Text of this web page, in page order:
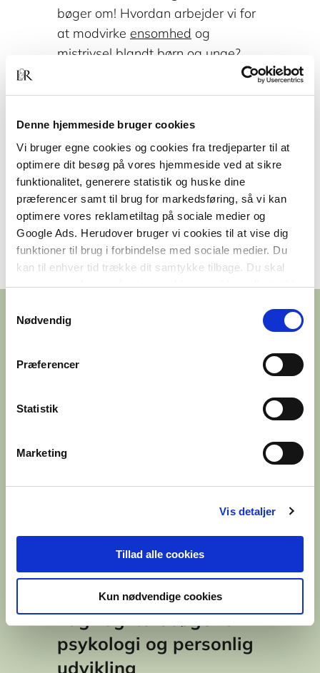
Denne hjemmeside bruger cookies
Vi bruger egne cookies og cookies fra tredjeparter til at
optimere dit besøg på vores hjemmeside ved at sikre
funktionalitet, generere statistik og huske dine
præferencer samt til brug for markedsføring, så vi kan
optimere vores reklametiltag på sociale medier og
Google Ads. Herudover bruger vi cookies til at vise dig
funktioner til brug i forbindelse med sociale medier. Du
kan til enhver tid trække dit samtykke tilbage. Du skal
være opmærksom på, at vores hjemmeside muligvis ikke
tilbagetrækker et samtykke.
Nødvendig
Præferencer
Statistik
Marketing
Vis detaljer
Tillad alle cookies
Kun nødvendige cookies
bøger om! Hvordan arbejder vi for
at modvirke ensomhed og
mistrivsel blandt børn og unge?
Det har vi bøger om! Vi har også
samlet alle voresbøger til dig, der
listen finder du ogsåbøger til
læreruddannelsen.
Find flere bøger
Fag- og lærebøger om
psykologi og personlig
udvikling